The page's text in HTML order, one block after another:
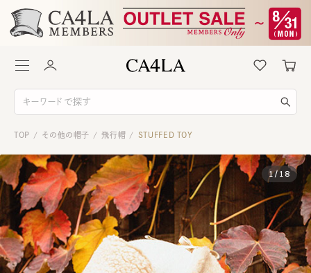
TOP / その他の帽子 / 飛行帽 / STUFFED TOY
1/18